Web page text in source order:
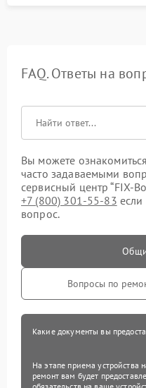
FAQ. Ответы на
Вы можете
часто задаваемыми
сервисный центр “FIX-
+7 (800) 301-55-83
вопрос.
Вопросы по
Какие документы вы
На этапе приема устройства
ремонт вам будет